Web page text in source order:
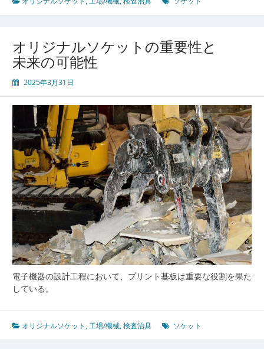
ル
ッ
ト
革
と
未
来
展
望
オリジナルソケットの重要性と
未来の可能性
2025年3月31日
電子機器の設計工程において、プリント基板は重要な役割を果た
している。
オリジナルソケット ,工場/機械,検査治具 ソケット